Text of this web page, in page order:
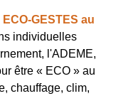
ECO-GESTES au
individuelles
l'ADEME,
être « ECO » au
chauffage, clim,